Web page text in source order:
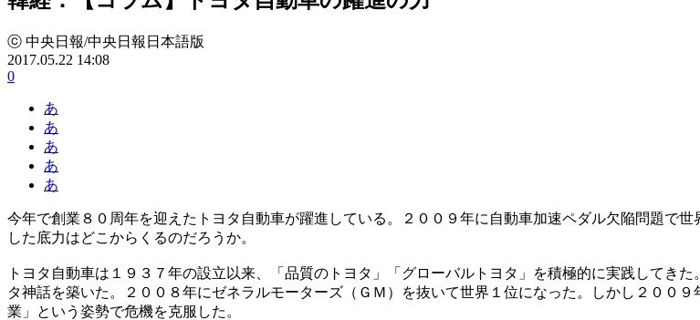
ⓒ 中央日報/中央日報日本語版
2017.05.22 14:08
0
あ
あ
あ
あ
あ
今年で創業８０周年を迎えたトヨタ自動車が躍進している。２００９年に自動車加速ペダル欠陥問題で
した底力はどこからくるのだろうか。
トヨタ自動車は１９３７年の設立以来、「品質のトヨタ」「グローバルトヨタ」を積極的に実践してき
タ神話を築いた。２００８年にゼネラルモーターズ（ＧＭ）を抜いて世界１位になった。しかし２００
業」という姿勢で危機を克服した。